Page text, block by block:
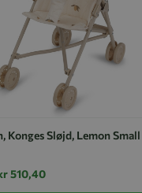
Konges Sløjd, Lemon Small
510,40